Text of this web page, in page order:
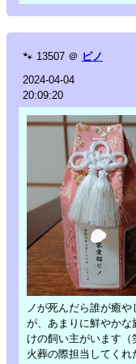
🐾 13507 ＠ ピノ
2024-04-04
20:09:20
ノが死んだら誰が癒
が、あまりに鮮やか
けの飼い主がいます（
火葬の際担当してく